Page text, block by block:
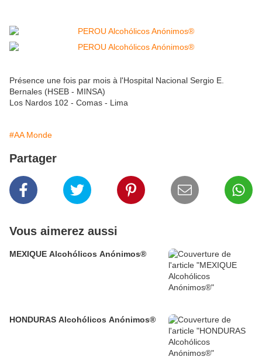
Présence une fois par mois à l'Hospital Nacional Sergio E.
Bernales (HSEB - MINSA)
Los Nardos 102 - Comas - Lima
#AA Monde
Partager
Vous aimerez aussi
MEXIQUE Alcohólicos Anónimos®
HONDURAS Alcohólicos Anónimos®